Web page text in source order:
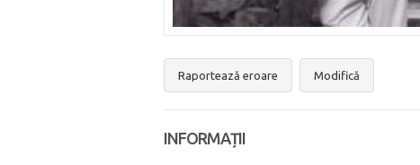
Raportează eroare Modifică
INFORMAȚII